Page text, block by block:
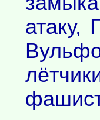
атаку,